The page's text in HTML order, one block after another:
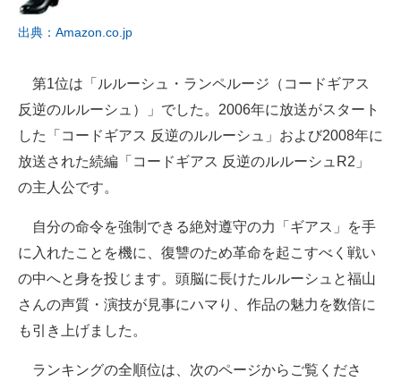
出典：Amazon.co.jp
第1位は「ルルーシュ・ランペルージ（コードギアス
反逆のルルーシュ）」でした。2006年に放送がスタート
した「コードギアス 反逆のルルーシュ」および2008年に
放送された続編「コードギアス 反逆のルルーシュR2」
の主人公です。
自分の命令を強制できる絶対遵守の力「ギアス」を手
に入れたことを機に、復讐のため革命を起こすべく戦い
の中へと身を投じます。頭脳に長けたルルーシュと福山
さんの声質・演技が見事にハマり、作品の魅力を数倍に
も引き上げました。
ランキングの全順位は、次のページからご覧くださ